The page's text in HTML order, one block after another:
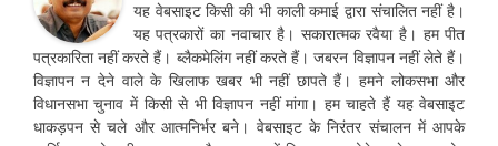
यह वेबसाइट किसी की भी काली कमाई द्वारा संचालित नहीं है।
यह पत्रकारों का नवाचार है। सकारात्मक रवैया है। हम पीत
पत्रकारिता नहीं करते हैं। ब्लैकमेलिंग नहीं करते हैं। जबरन विज्ञापन नहीं लेते हैं।
विज्ञापन न देने वाले के खिलाफ खबर भी नहीं छापते हैं। हमने लोकसभा और
विधानसभा चुनाव में किसी से भी विज्ञापन नहीं मांगा। हम चाहते हैं यह वेबसाइट
धाकड़पन से चले और आत्मनिर्भर बने। वेबसाइट के निरंतर संचालन में आपके